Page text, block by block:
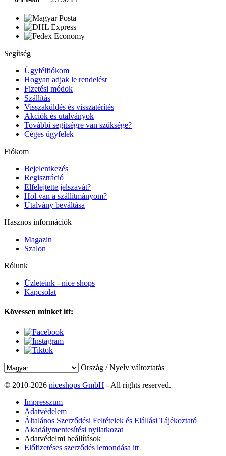
Segítség
Ügyfélfiókom
Hogyan adjak le rendelést
Fizetési módok
Szállítás
Visszaküldés és visszatérítés
Akciók és utalványok
További segítségre van szüksége?
Céges ügyfelek
Fiókom
Bejelentkezés
Regisztráció
Elfelejtette jelszavát?
Hol van a szállítmányom?
Utalvány beváltása
Hasznos információk
Magazin
Szalon
Rólunk
Üzleteink - nice shops
Kapcsolat
Kövessen minket itt:
Ország / Nyelv változtatás
© 2010-2026 niceshops GmbH - All rights reserved.
Impresszum
Adatvédelem
Általános Szerződési Feltételek és Elállási Tájékoztató
Akadálymentesítési nyilatkozat
Adatvédelmi beállítások
Előfizetéses szerződés lemondása itt